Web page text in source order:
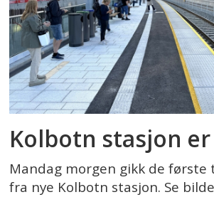
Kolbotn stasjon
Mandag morgen gikk de første
fra nye Kolbotn stasjon. Se